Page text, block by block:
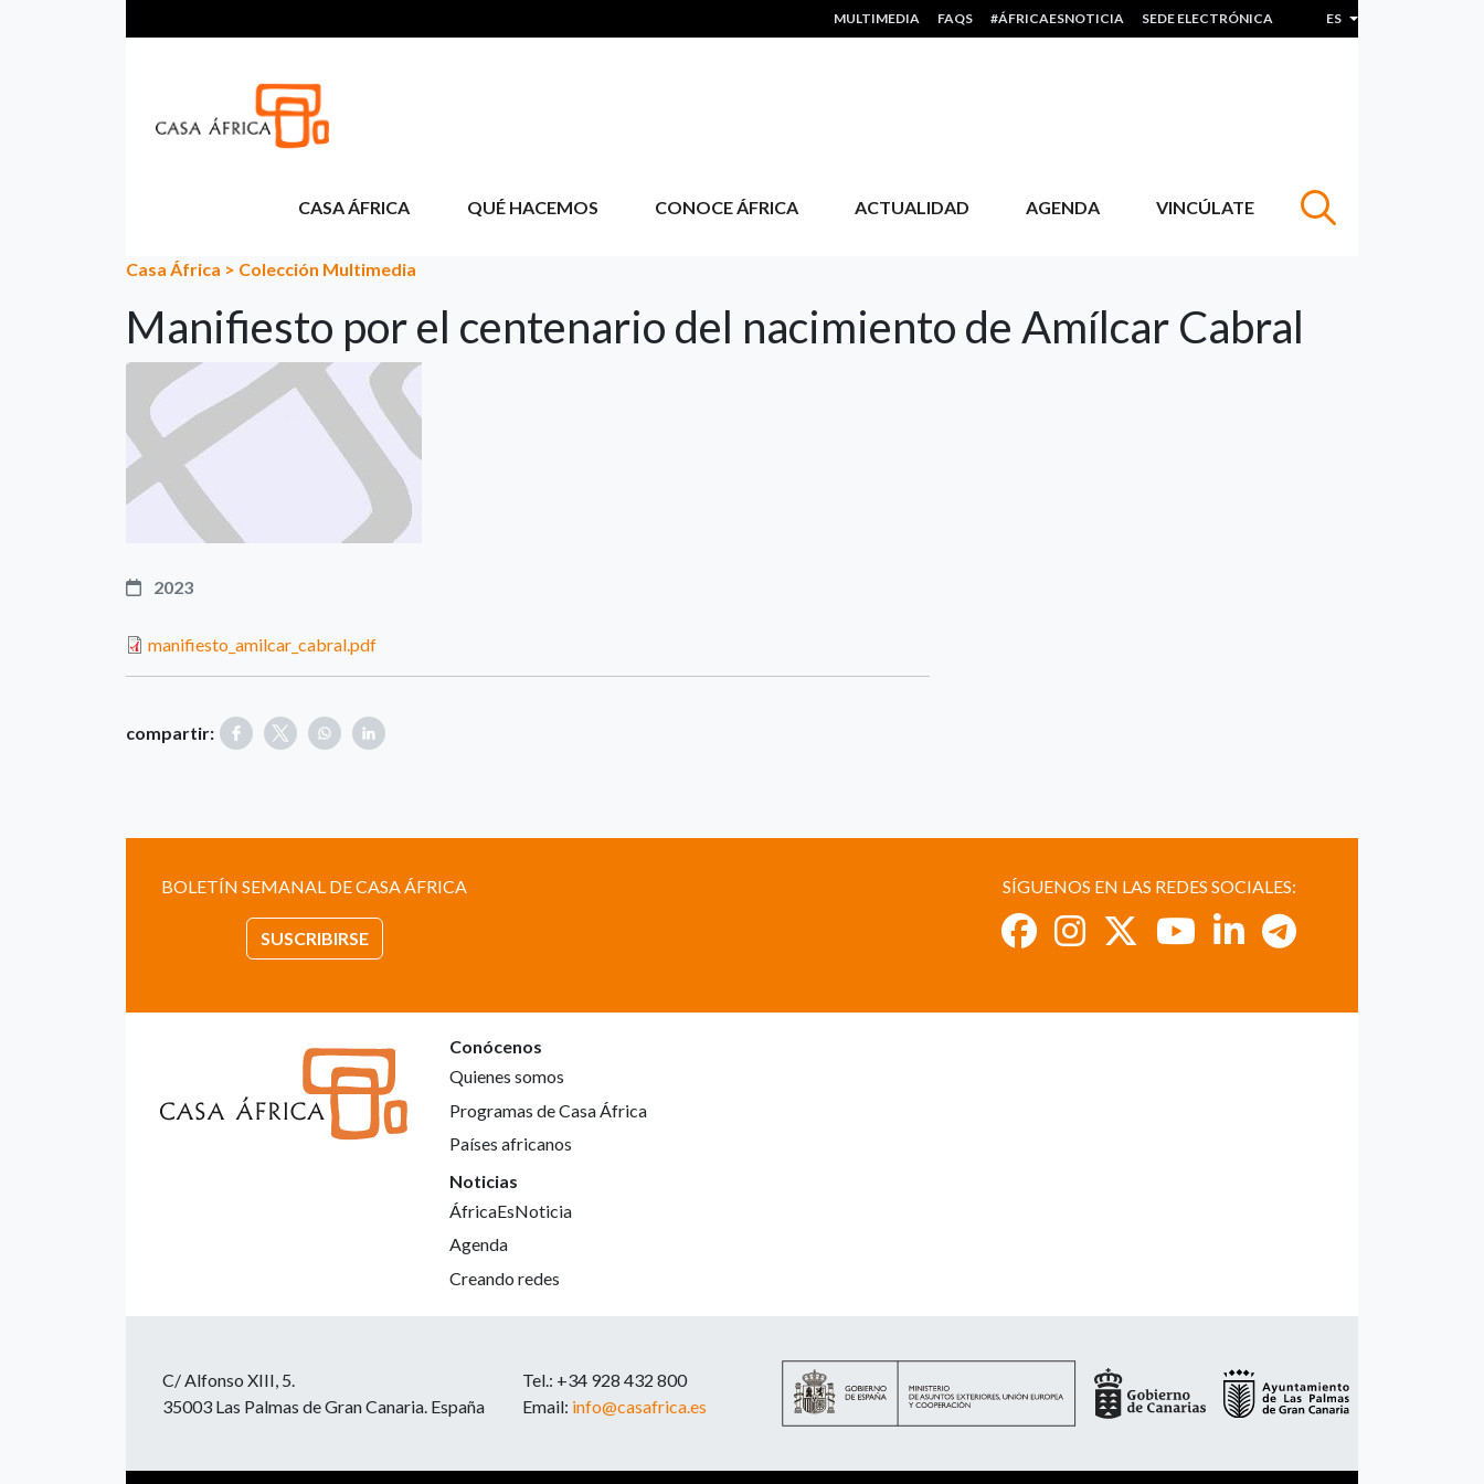
HEADER MENU
MULTIMEDIA FAQS #ÁFRICAESNOTICIA SEDE ELECTRÓNICA ES Lista adicional de
CASA ÁFRICA QUÉ HACEMOS CONOCE ÁFRICA ACTUALIDAD AGENDA VINCÚLATE
Casa África > Colección Multimedia
Manifiesto por el centenario del nacimiento de Amílcar Cabral
2023
manifiesto_amilcar_cabral.pdf
compartir:
BOLETÍN SEMANAL DE CASA ÁFRICA
SUSCRIBIRSE
SÍGUENOS EN LAS REDES SOCIALES:
Conócenos
Quienes somos
Programas de Casa África
Países africanos
Noticias
ÁfricaEsNoticia
Agenda
Creando redes
C/ Alfonso XIII, 5.
35003 Las Palmas de Gran Canaria. España
Tel.: +34 928 432 800
Email: info@casafrica.es